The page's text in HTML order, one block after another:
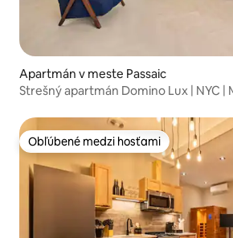
Apartmán v meste Passaic
Strešný apartmán Domino Lux | NYC |
Obľúbené medzi hosťami
Obľúbené medzi hosťami